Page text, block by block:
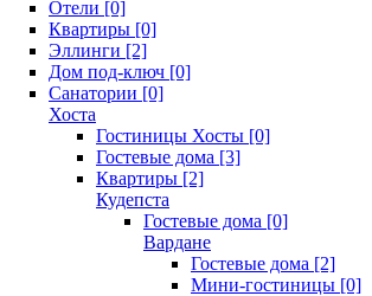
Отели [0]
Квартиры [0]
Эллинги [2]
Дом под-ключ [0]
Санатории [0]
Хоста
Гостиницы Хосты [0]
Гостевые дома [3]
Квартиры [2]
Кудепста
Гостевые дома [0]
Вардане
Гостевые дома [2]
Мини-гостиницы [0]